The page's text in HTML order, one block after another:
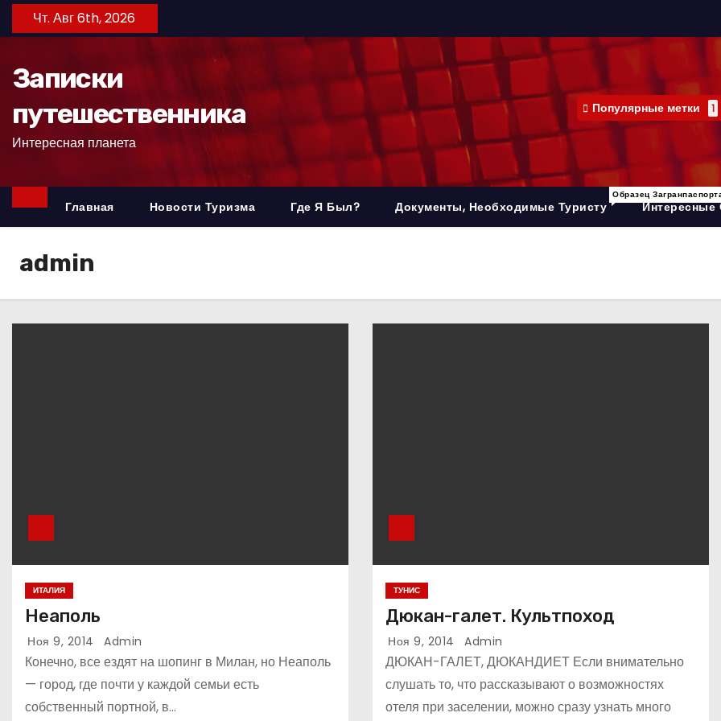
е
с
ж
Чт. Авг 6th, 2026
Записки
путешественника
Интересная планета
Популярные метки 1
Главная Новости Туризма Где Я Был? Документы, Необходимые Туристу
Образец
Интересные
admin
ИТАЛИЯ
Неаполь
Ноя 9, 2014 Admin
Конечно, все ездят на шопинг в Милан, но Неаполь
— город, где почти у каждой семьи есть
собственный портной, в…
ТУНИС
Дюкан-галет. Культпоход
Ноя 9, 2014 Admin
ДЮКАН-ГАЛЕТ, ДЮКАНДИЕТ Если внимательно
слушать то, что рассказывают о возможностях
отеля при заселении, можно сразу узнать много